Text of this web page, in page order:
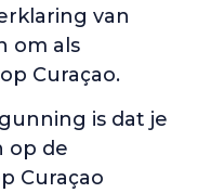
van
om als
Curaçao.
is dat je
op de
Curaçao